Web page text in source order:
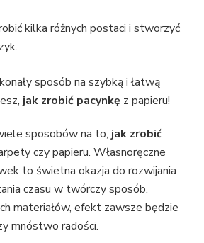
kilka różnych postaci i stworzyć
sposób na szybką i łatwą
jak zrobić pacynkę z papieru!
sposobów na to, jak zrobić
czy papieru. Własnoręczne
to świetna okazja do rozwijania
czasu w twórczy sposób.
materiałów, efekt zawsze będzie
mnóstwo radości.